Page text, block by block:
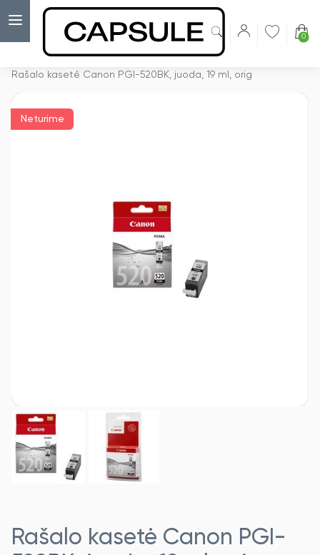
0
Rašalo kasetė Canon PGI-520BK, juoda, 19 ml, orig
Neturime
Rašalo kasetė Canon PGI-